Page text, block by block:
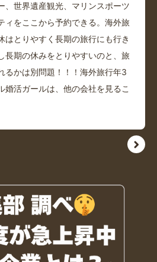
、世界遺産観光、マリンスポーツ
ィをここから予約できる。海外旅
はとりやすく長期の旅行にも行き
長期の休みをとりやすいのと、旅
るかは別問題！！！海外旅行年3
婚活ガールは、他の会社を見るこ